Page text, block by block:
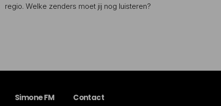
regio. Welke zenders moet jij nog luisteren?
Simone FM Contact